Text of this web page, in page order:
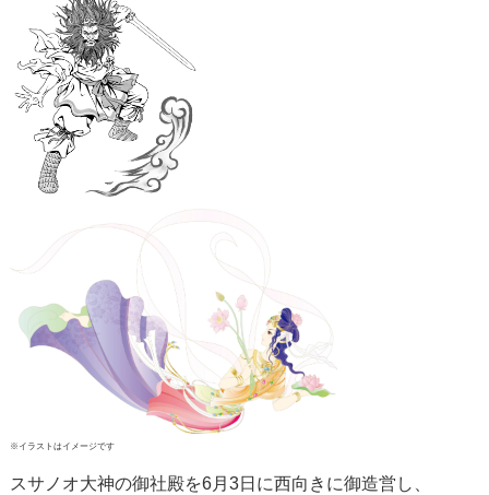
※イラストはイメージです
スサノオ大神の御社殿を6月3日 に西向きに御造営し、